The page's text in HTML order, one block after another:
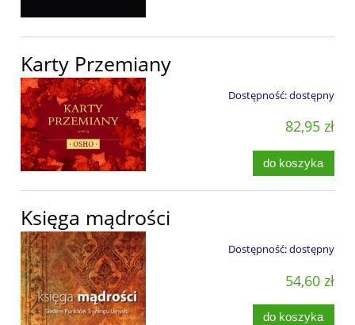
Karty Przemiany
Dostępność:dostępny
82,95 zł
do koszyka
Księga mądrości
Dostępność:dostępny
54,60 zł
do koszyka